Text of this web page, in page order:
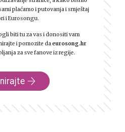
plaćamo i putovanja i smještaj
i Eurosongu.
biti tu za vas i donositi vam
i pomozite daeurosong.hr
za sve fanove iz regije.